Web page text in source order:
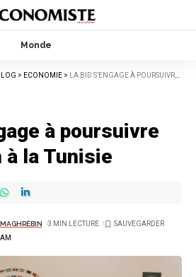
Monde
> ECONOMIE > LA BID S’ENGAGE À POURSUIVRE SON SOUTIEN À LA TUNISIE
à poursuivre
la Tunisie
3 MIN LECTURE